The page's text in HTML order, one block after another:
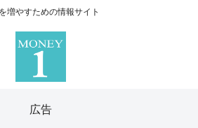
増やすための情報サイト
広告